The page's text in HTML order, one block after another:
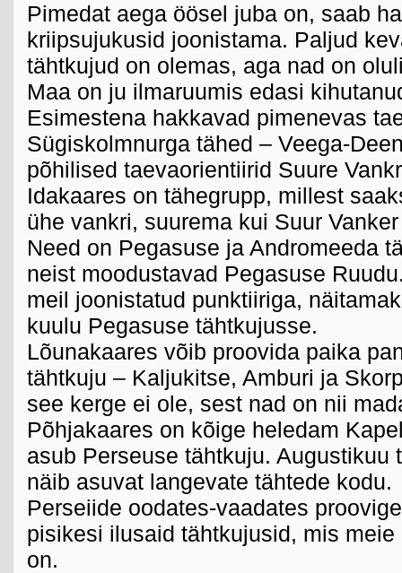
Pimedat aega öösel juba on, saab
kriipsujukusid joonistama. Paljud
tähtkujud on olemas, aga nad on
Maa on ju ilmaruumis edasi
Esimestena hakkavad pimenevas
Sügiskolmnurga tähed – Veega-
põhilised taevaorientiirid Suure
Idakaares on tähegrupp, millest
ühe vankri, suurema kui Suur
Need on Pegasuse ja Andromeeda
neist moodustavad Pegasuse
meil joonistatud punktiiriga,
kuulu Pegasuse tähtkujusse.
Lõunakaares võib proovida paika
tähtkuju – Kaljukitse, Amburi ja
see kerge ei ole, sest nad on nii
Põhjakaares on kõige heledam
asub Perseuse tähtkuju. Augustikuu
näib asuvat langevate tähtede kodu.
Perseiide oodates-vaadates
pisikesi ilusaid tähtkujusid, mis
on.